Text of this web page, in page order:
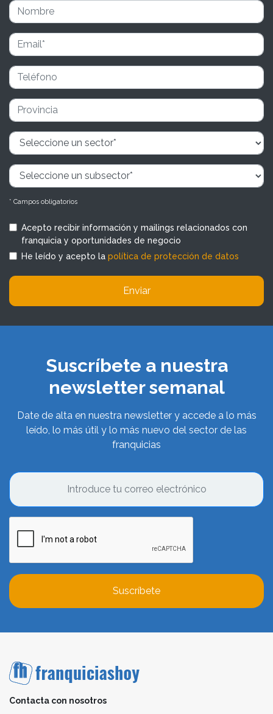
* Campos obligatorios
Acepto recibir información y mailings relacionados con
franquicia y oportunidades de negocio
He leído y acepto la política de protección de datos
Enviar
Suscríbete a nuestra
newsletter semanal
Date de alta en nuestra newsletter y accede a lo más
leído, lo más útil y lo más nuevo del sector de las
franquicias
Suscríbete
Contacta con nosotros